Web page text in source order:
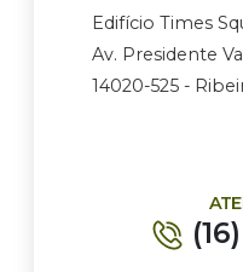
Edifício Times
Av. Presidente
14020-525 -